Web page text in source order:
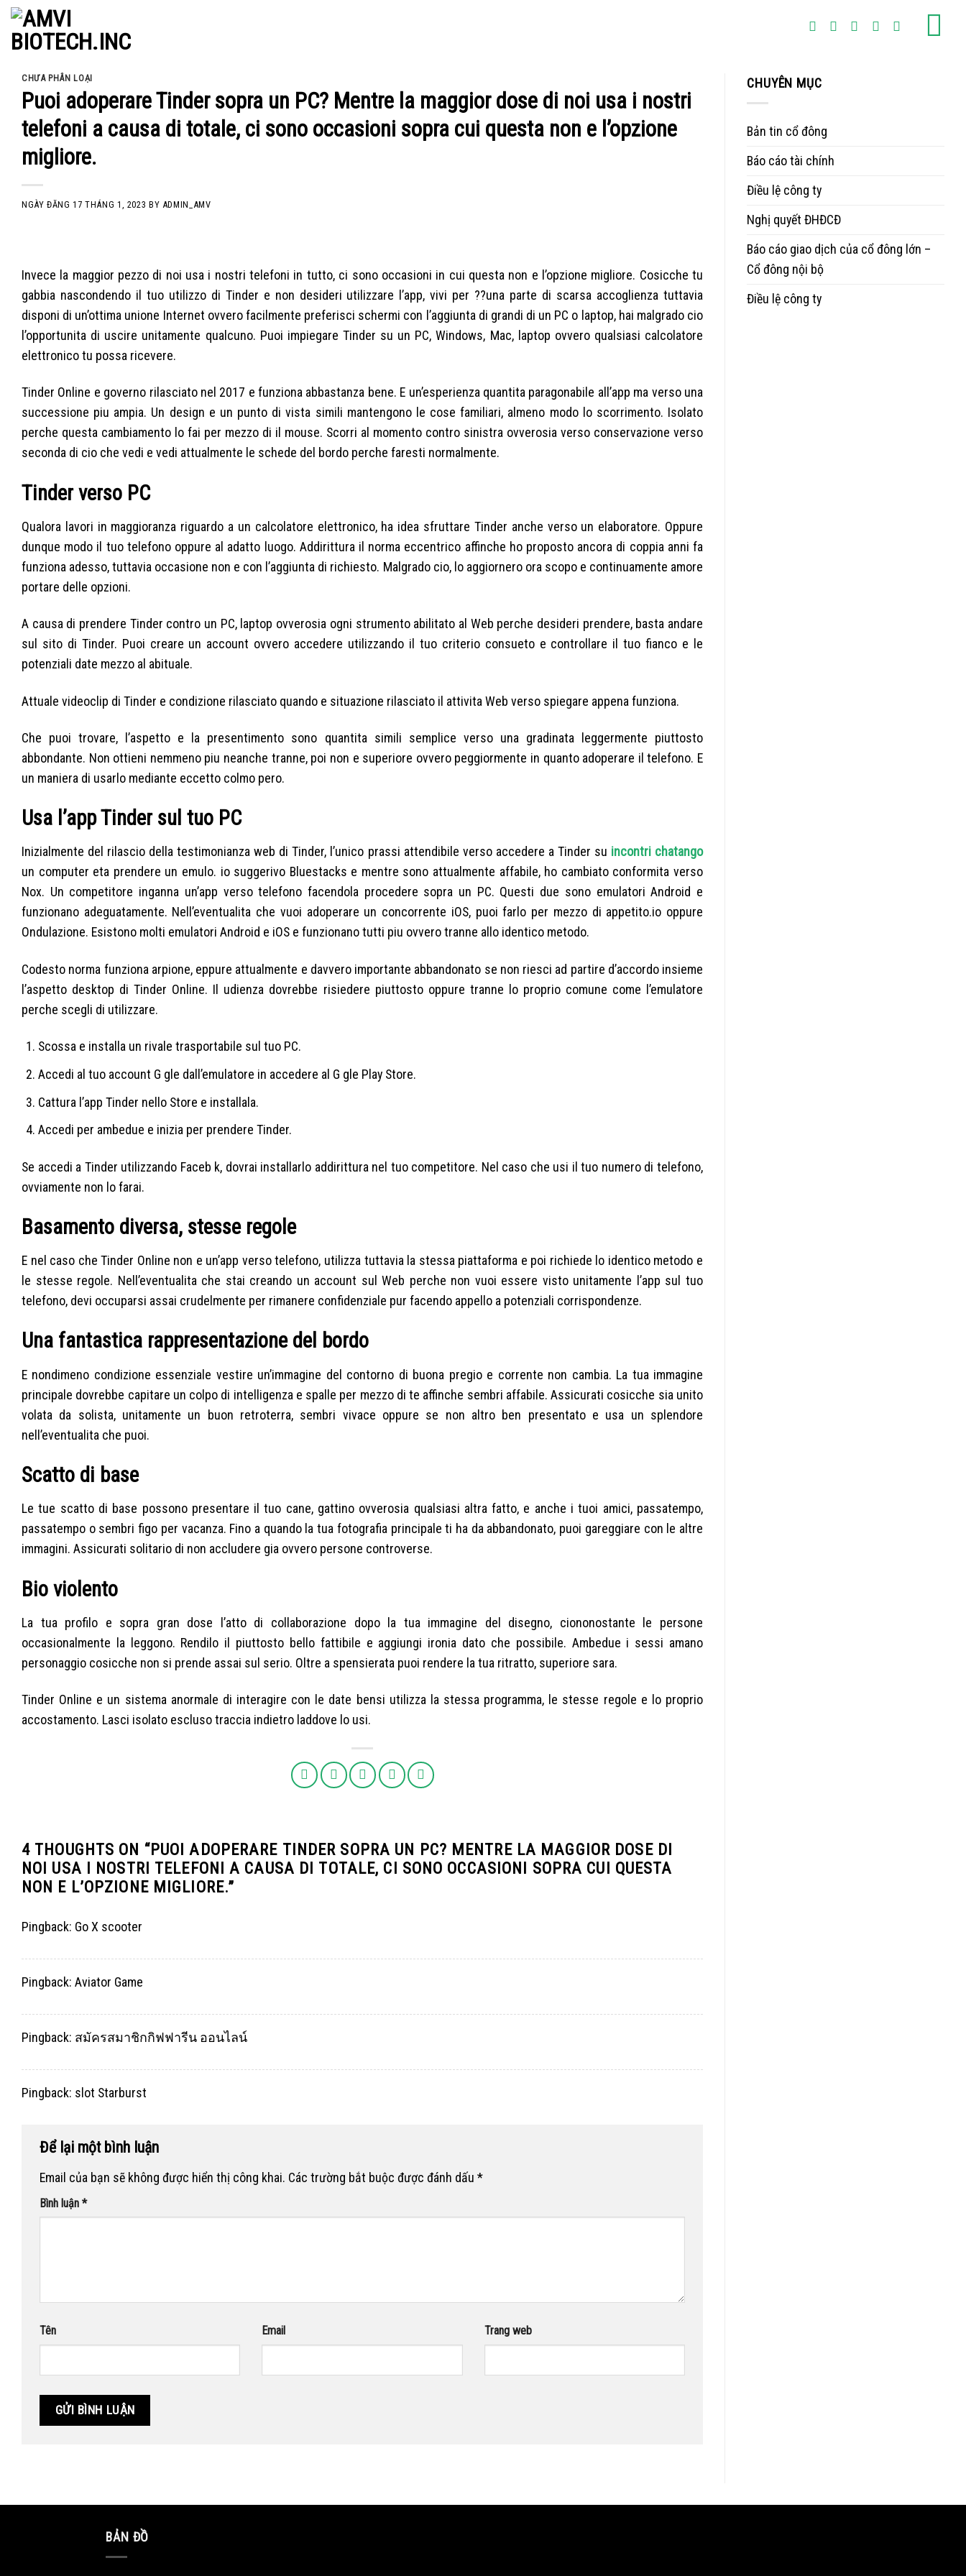
Skip
content
CHƯA PHÂN LOẠI
Puoi adoperare Tinder sopra un PC? Mentre la maggior dose di noi usa i nostri
telefoni a causa di totale, ci sono occasioni sopra cui questa non e l’opzione
migliore.
NGÀY ĐĂNG17 THÁNG 1, 2023 BY ADMIN_AMV
Invece la maggior pezzo di noi usa i nostri telefoni in tutto, ci sono occasioni in cui questa non e l’opzione migliore. Cosicche tu
gabbia nascondendo il tuo utilizzo di Tinder e non desideri utilizzare l’app, vivi per ??una parte di scarsa accoglienza tuttavia
disponi di un’ottima unione Internet ovvero facilmente preferisci schermi con l’aggiunta di grandi di un PC o laptop, hai malgrado cio
l’opportunita di uscire unitamente qualcuno. Puoi impiegare Tinder su un PC, Windows, Mac, laptop ovvero qualsiasi calcolatore
elettronico tu possa ricevere.
Tinder Online e governo rilasciato nel 2017 e funziona abbastanza bene. E un’esperienza quantita paragonabile all’app ma verso una
successione piu ampia. Un design e un punto di vista simili mantengono le cose familiari, almeno modo lo scorrimento. Isolato
perche questa cambiamento lo fai per mezzo di il mouse. Scorri al momento contro sinistra ovverosia verso conservazione verso
seconda di cio che vedi e vedi attualmente le schede del bordo perche faresti normalmente.
Tinder verso PC
Qualora lavori in maggioranza riguardo a un calcolatore elettronico, ha idea sfruttare Tinder anche verso un elaboratore. Oppure
dunque modo il tuo telefono oppure al adatto luogo. Addirittura il norma eccentrico affinche ho proposto ancora di coppia anni fa
funziona adesso, tuttavia occasione non e con l’aggiunta di richiesto. Malgrado cio, lo aggiornero ora scopo e continuamente amore
portare delle opzioni.
A causa di prendere Tinder contro un PC, laptop ovverosia ogni strumento abilitato al Web perche desideri prendere, basta andare
sul sito di Tinder. Puoi creare un account ovvero accedere utilizzando il tuo criterio consueto e controllare il tuo fianco e le
potenziali date mezzo al abituale.
Attuale videoclip di Tinder e condizione rilasciato quando e situazione rilasciato il attivita Web verso spiegare appena funziona.
Che puoi trovare, l’aspetto e la presentimento sono quantita simili semplice verso una gradinata leggermente piuttosto
abbondante. Non ottieni nemmeno piu neanche tranne, poi non e superiore ovvero peggiormente in quanto adoperare il telefono. E
un maniera di usarlo mediante eccetto colmo pero.
Usa l’app Tinder sul tuo PC
Inizialmente del rilascio della testimonianza web di Tinder, l’unico prassi attendibile verso accedere a Tinder su incontri chatango
un computer eta prendere un emulo. io suggerivo Bluestacks e mentre sono attualmente affabile, ho cambiato conformita verso
Nox. Un competitore inganna un’app verso telefono facendola procedere sopra un PC. Questi due sono emulatori Android e
funzionano adeguatamente. Nell’eventualita che vuoi adoperare un concorrente iOS, puoi farlo per mezzo di appetito.io oppure
Ondulazione. Esistono molti emulatori Android e iOS e funzionano tutti piu ovvero tranne allo identico metodo.
Codesto norma funziona arpione, eppure attualmente e davvero importante abbandonato se non riesci ad partire d’accordo insieme
l’aspetto desktop di Tinder Online. Il udienza dovrebbe risiedere piuttosto oppure tranne lo proprio comune come l’emulatore
perche scegli di utilizzare.
Scossa e installa un rivale trasportabile sul tuo PC.
Accedi al tuo account G gle dall’emulatore in accedere al G gle Play Store.
Cattura l’app Tinder nello Store e installala.
Accedi per ambedue e inizia per prendere Tinder.
Se accedi a Tinder utilizzando Faceb k, dovrai installarlo addirittura nel tuo competitore. Nel caso che usi il tuo numero di telefono,
ovviamente non lo farai.
Basamento diversa, stesse regole
E nel caso che Tinder Online non e un’app verso telefono, utilizza tuttavia la stessa piattaforma e poi richiede lo identico metodo e
le stesse regole. Nell’eventualita che stai creando un account sul Web perche non vuoi essere visto unitamente l’app sul tuo
telefono, devi occuparsi assai crudelmente per rimanere confidenziale pur facendo appello a potenziali corrispondenze.
Una fantastica rappresentazione del bordo
E nondimeno condizione essenziale vestire un’immagine del contorno di buona pregio e corrente non cambia. La tua immagine
principale dovrebbe capitare un colpo di intelligenza e spalle per mezzo di te affinche sembri affabile. Assicurati cosicche sia unito
volata da solista, unitamente un buon retroterra, sembri vivace oppure se non altro ben presentato e usa un splendore
nell’eventualita che puoi.
Scatto di base
Le tue scatto di base possono presentare il tuo cane, gattino ovverosia qualsiasi altra fatto, e anche i tuoi amici, passatempo,
passatempo o sembri figo per vacanza. Fino a quando la tua fotografia principale ti ha da abbandonato, puoi gareggiare con le altre
immagini. Assicurati solitario di non accludere gia ovvero persone controverse.
Bio violento
La tua profilo e sopra gran dose l’atto di collaborazione dopo la tua immagine del disegno, ciononostante le persone
occasionalmente la leggono. Rendilo il piuttosto bello fattibile e aggiungi ironia dato che possibile. Ambedue i sessi amano
personaggio cosicche non si prende assai sul serio. Oltre a spensierata puoi rendere la tua ritratto, superiore sara.
Tinder Online e un sistema anormale di interagire con le date bensi utilizza la stessa programma, le stesse regole e lo proprio
accostamento. Lasci isolato escluso traccia indietro laddove lo usi.
4 THOUGHTS ON “PUOI ADOPERARE TINDER SOPRA UN PC? MENTRE LA MAGGIOR DOSE DI
NOI USA I NOSTRI TELEFONI A CAUSA DI TOTALE, CI SONO OCCASIONI SOPRA CUI QUESTA
NON E L’OPZIONE MIGLIORE.”
Pingback: Go X scooter
Pingback: Aviator Game
Pingback: สมัครสมาชิกกิฟฟารีน ออนไลน์
Pingback: slot Starburst
Để lại một bình luận
Email của bạn sẽ không được hiển thị công khai. Các trường bắt buộc được đánh dấu *
Bình luận *
Tên Email Trang web
CHUYÊN MỤC
Bản tin cổ đông
Báo cáo tài chính
Điều lệ công ty
Nghị quyết ĐHĐCĐ
Báo cáo giao dịch của cổ đông lớn –
Cổ đông nội bộ
Điều lệ công ty
BẢN ĐỒ